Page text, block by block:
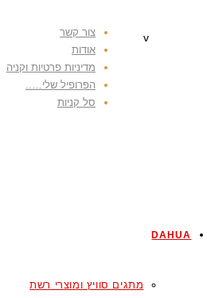
צור קשר
אודות
מדיניות פרטיות וקניה
הפרופיל שלי…..
סל קניות
v
DAHUA
מתגים סוויץ ומוצרי רשת